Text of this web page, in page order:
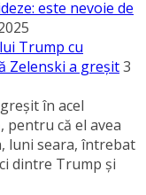
este nevoie de
Trump cu
Zelenski a greşit3
în acel
că el avea
luni seara, întrebat
dintre Trump şi